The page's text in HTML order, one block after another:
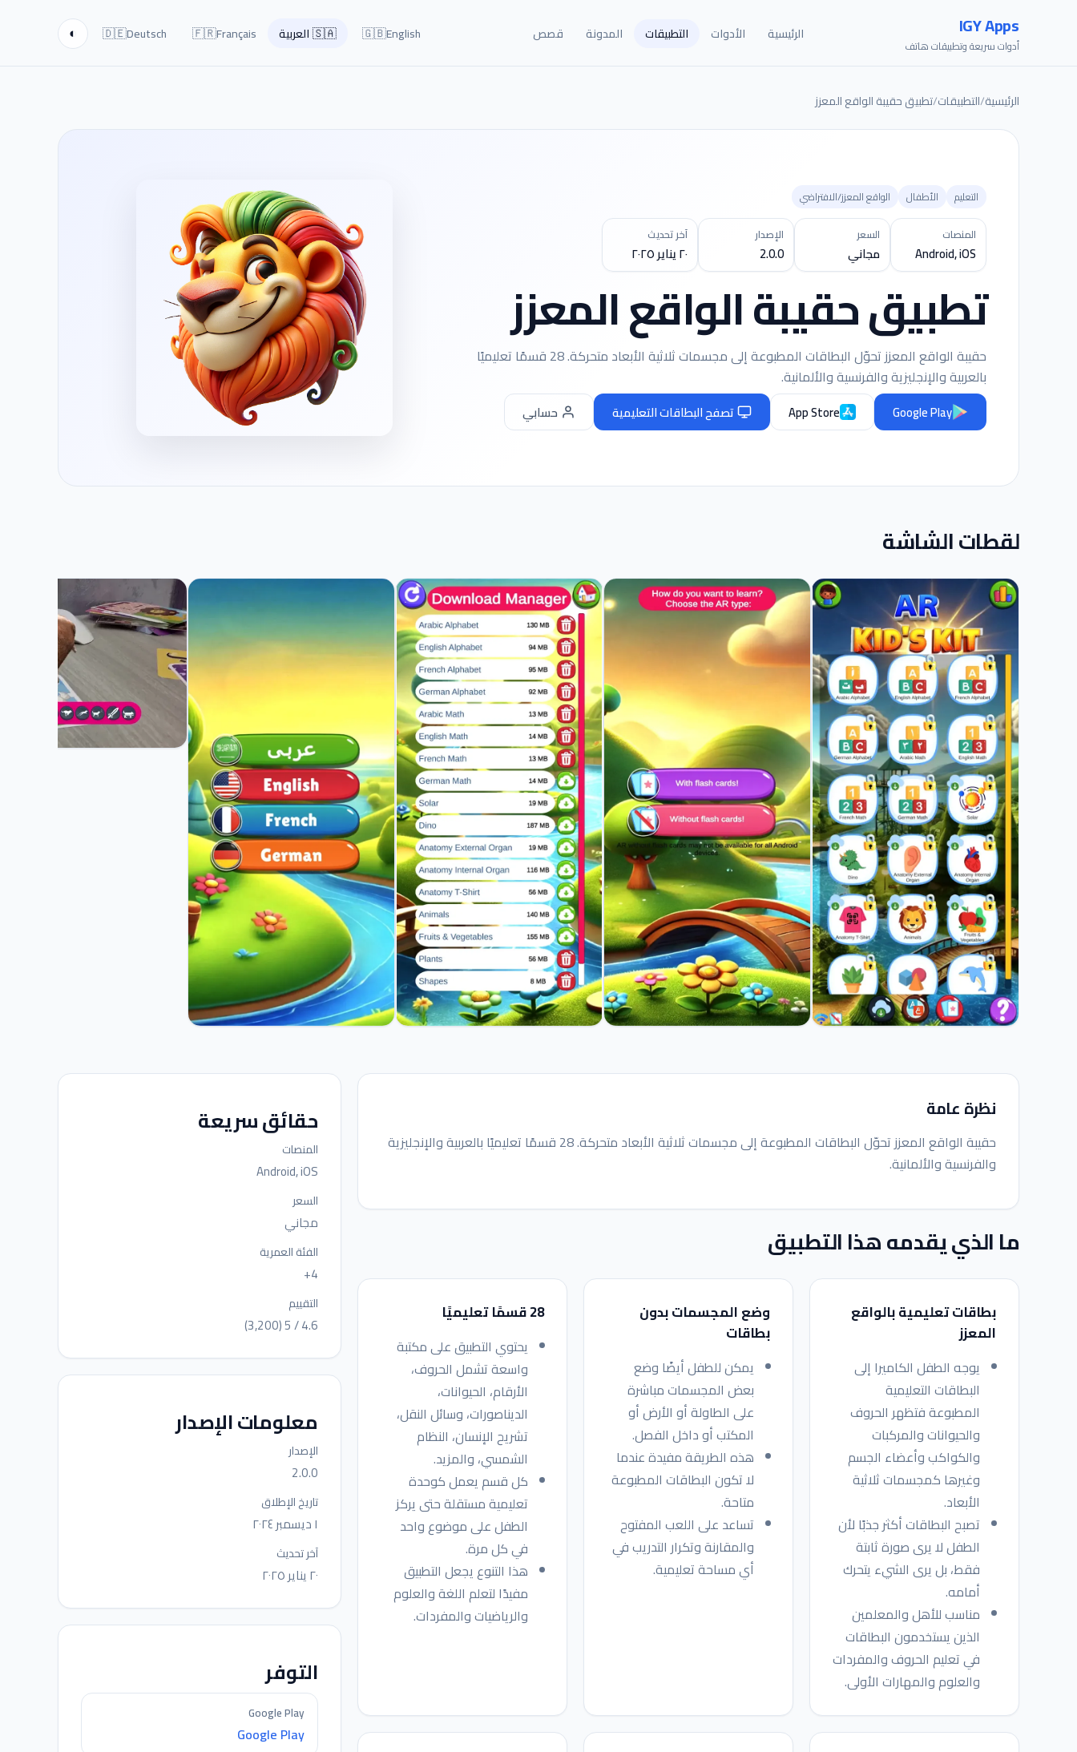
IGY Apps
أدوات سريعة وتطبيقات هاتف
الرئيسية الأدوات التطبيقات المدونة قصص 🇬🇧English
🇸🇦العربية 🇫🇷Français
🇩🇪Deutsch
◐
الرئيسية/التطبيقات/تطبيق حقيبة الواقع المعزز
التعليم الأطفال الواقع المعزز/الافتراضي
المنصات
Android, iOS
السعر
مجاني
الإصدار
2.0.0
آخر تحديث
٢٠ يناير ٢٠٢٥
تطبيق حقيبة الواقع المعزز
حقيبة الواقع المعزز تحوّل البطاقات المطبوعة إلى مجسمات ثلاثية الأبعاد متحركة. 28 قسمًا تعليميًا
بالعربية والإنجليزية والفرنسية والألمانية.
Google Play
App Store تصفح البطاقات التعليمية حسابي
لقطات الشاشة
نظرة عامة
حقيبة الواقع المعزز تحوّل البطاقات المطبوعة إلى مجسمات ثلاثية الأبعاد متحركة. 28 قسمًا تعليميًا بالعربية والإنجليزية
والفرنسية والألمانية.
ما الذي يقدمه هذا التطبيق
بطاقات تعليمية بالواقع
المعزز
يوجه الطفل الكاميرا إلى
البطاقات التعليمية
المطبوعة فتظهر الحروف
والحيوانات والمركبات
والكواكب وأعضاء الجسم
وغيرها كمجسمات ثلاثية
الأبعاد.
تصبح البطاقات أكثر جذبًا لأن
الطفل لا يرى صورة ثابتة
فقط، بل يرى الشيء يتحرك
أمامه.
مناسب للأهل والمعلمين
الذين يستخدمون البطاقات
في تعليم الحروف والمفردات
والعلوم والمهارات الأولى.
وضع المجسمات بدون
بطاقات
يمكن للطفل أيضًا وضع
بعض المجسمات مباشرة
على الطاولة أو الأرض أو
المكتب أو داخل الفصل.
هذه الطريقة مفيدة عندما
لا تكون البطاقات المطبوعة
متاحة.
تساعد على اللعب المفتوح
والمقارنة وتكرار التدريب في
أي مساحة تعليمية.
28 قسمًا تعليميًا
يحتوي التطبيق على مكتبة
واسعة تشمل الحروف،
الأرقام، الحيوانات،
الديناصورات، وسائل النقل،
تشريح الإنسان، النظام
الشمسي، والمزيد.
كل قسم يعمل كوحدة
تعليمية مستقلة حتى يركز
الطفل على موضوع واحد
في كل مرة.
هذا التنوع يجعل التطبيق
مفيدًا لتعلم اللغة والعلوم
والرياضيات والمفردات.
حقائق سريعة
المنصات
Android, iOS
السعر
مجاني
الفئة العمرية
4+
التقييم
4.6 / 5 (3,200)
معلومات الإصدار
الإصدار
2.0.0
تاريخ الإطلاق
١ ديسمبر ٢٠٢٤
آخر تحديث
٢٠ يناير ٢٠٢٥
التوفر
Google Play
Google Play